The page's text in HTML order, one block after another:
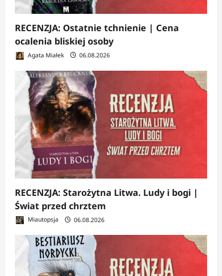
RECENZJA: Ostatnie tchnienie | Cena
ocalenia bliskiej osoby
Agata Miałek 06.08.2026
RECENZJA: Starożytna Litwa. Ludy i bogi |
Świat przed chrztem
Miautopsja 06.08.2026